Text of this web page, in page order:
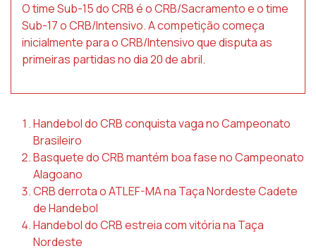
O time Sub-15 do CRB é o CRB/Sacramento e o time
Sub-17 o CRB/Intensivo. A competição começa
inicialmente para o CRB/Intensivo que disputa as
primeiras partidas no dia 20 de abril.
Handebol do CRB conquista vaga no Campeonato
Brasileiro
Basquete do CRB mantém boa fase no Campeonato
Alagoano
CRB derrota o ATLEF-MA na Taça Nordeste Cadete
de Handebol
Handebol do CRB estreia com vitória na Taça
Nordeste